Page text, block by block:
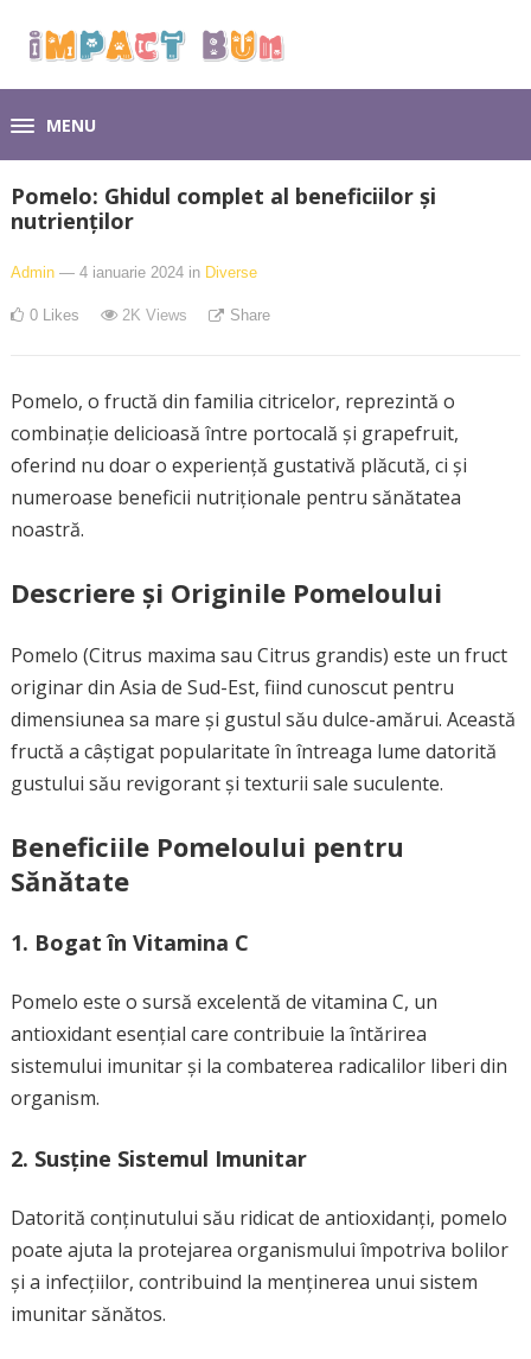
MENU
Pomelo: Ghidul complet al beneficiilor și
nutrienților
Admin — 4 ianuarie 2024 in Diverse
0 Likes 2K Views Share
Pomelo, o fructă din familia citricelor, reprezintă o
combinație delicioasă între portocală și grapefruit,
oferind nu doar o experiență gustativă plăcută, ci și
numeroase beneficii nutriționale pentru sănătatea
noastră.
Descriere și Originile Pomeloului
Pomelo (Citrus maxima sau Citrus grandis) este un fruct
originar din Asia de Sud-Est, fiind cunoscut pentru
dimensiunea sa mare și gustul său dulce-amărui. Această
fructă a câștigat popularitate în întreaga lume datorită
gustului său revigorant și texturii sale suculente.
Beneficiile Pomeloului pentru
Sănătate
1. Bogat în Vitamina C
Pomelo este o sursă excelentă de vitamina C, un
antioxidant esențial care contribuie la întărirea
sistemului imunitar și la combaterea radicalilor liberi din
organism.
2. Susține Sistemul Imunitar
Datorită conținutului său ridicat de antioxidanți, pomelo
poate ajuta la protejarea organismului împotriva bolilor
și a infecțiilor, contribuind la menținerea unui sistem
imunitar sănătos.